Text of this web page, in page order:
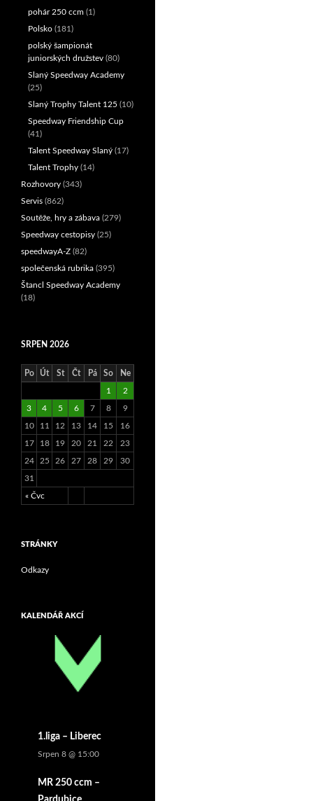
pohár 250 ccm (1)
Polsko (181)
polský šampionát
juniorských družstev (80)
Slaný Speedway Academy
(25)
Slaný Trophy Talent 125 (10)
Speedway Friendship Cup
(41)
Talent Speedway Slaný (17)
Talent Trophy (14)
Rozhovory (343)
Servis (862)
Soutěže, hry a zábava (279)
Speedway cestopisy (25)
speedwayA-Z (82)
společenská rubrika (395)
Štancl Speedway Academy
(18)
SRPEN 2026
Po Út St Čt Pá So Ne
« Čvc
1 2
3 4 5 6 7 8 9
10 11 12 13 14 15 16
17 18 19 20 21 22 23
24 25 26 27 28 29 30
31
STRÁNKY
Odkazy
KALENDÁŘ AKCÍ
1.liga – Liberec
Srpen 8 @ 15:00
MR 250 ccm –